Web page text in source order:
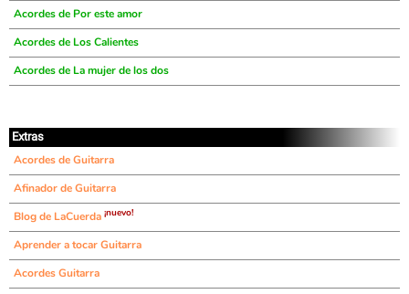
Acordes de Por este amor
Acordes de Los Calientes
Acordes de La mujer de los dos
Extras
Acordes de Guitarra
Afinador de Guitarra
Blog de LaCuerda ¡nuevo!
Aprender a tocar Guitarra
Acordes Guitarra